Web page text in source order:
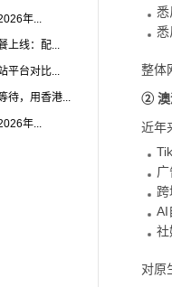
年...
上线：配...
平台对比...
待，用香港...
年...
悉
悉
整体
② 澳
近年
AI
社
对原